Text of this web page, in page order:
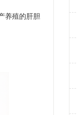
养殖的肝胆